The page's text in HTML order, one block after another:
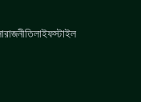
রাজনীতিলাইফস্টাইল